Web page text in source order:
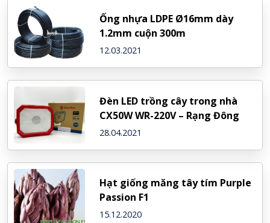
Ống nhựa LDPE Ø16mm dày
1.2mm cuộn 300m
12.03.2021
Đèn LED trồng cây trong nhà
CX50W WR-220V – Rạng Đông
28.04.2021
Hạt giống măng tây tím Purple
Passion F1
15.12.2020